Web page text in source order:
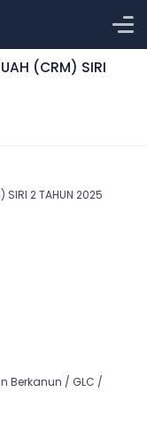
(CRM) SIRI
SIRI 2 TAHUN 2025
Berkanun / GLC /